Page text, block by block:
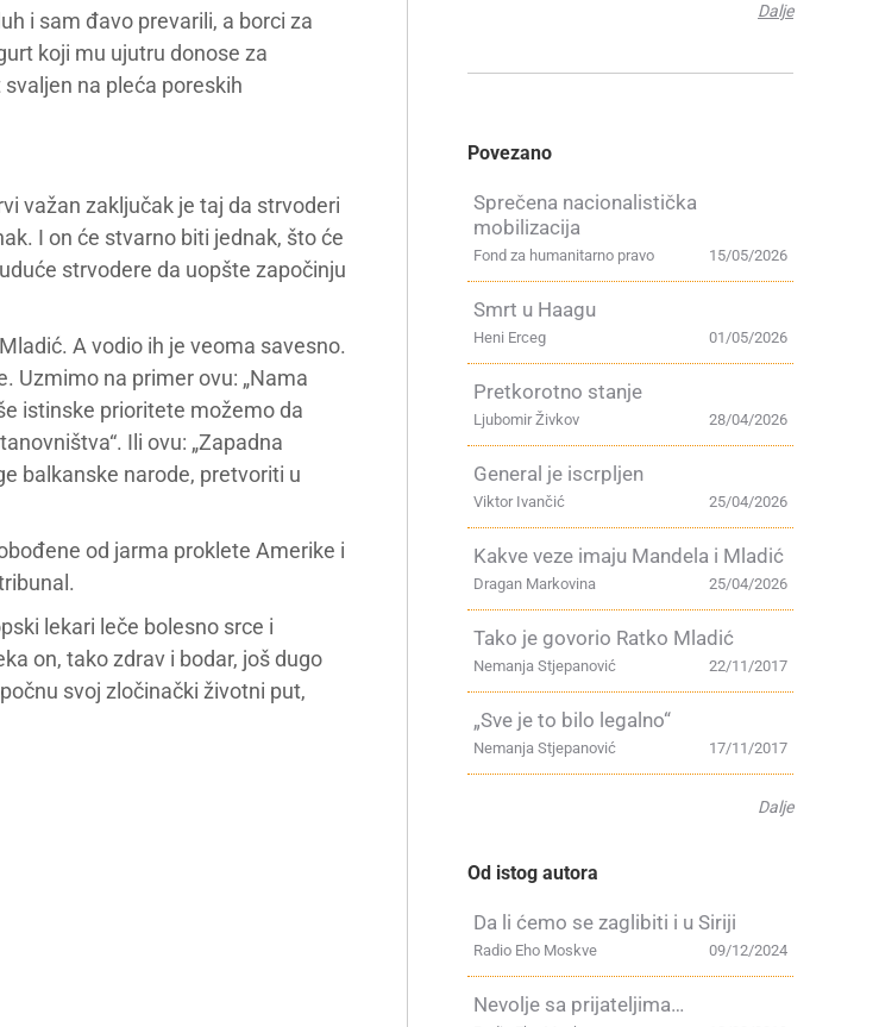
i sam đavo prevarili, a borci za
koji mu ujutru donose za
na pleća poreskih
važan zaključak je taj da strvoderi
I on će stvarno biti jednak, što će
strvodere da uopšte započinju
A vodio ih je veoma savesno.
Uzmimo na primer ovu: „Nama
istinske prioritete možemo da
Ili ovu: „Zapadna
balkanske narode, pretvoriti u
od jarma proklete Amerike i
lekari leče bolesno srce i
on, tako zdrav i bodar, još dugo
svoj zločinački životni put,
Dalje
Povezano
Sprečena nacionalistička
mobilizacija
15/05/2026
Fond za humanitarno pravo
Smrt u Haagu
01/05/2026
Heni Erceg
Pretkorotno stanje
28/04/2026
Ljubomir Živkov
General je iscrpljen
25/04/2026
Viktor Ivančić
Kakve veze imaju Mandela i Mladić
25/04/2026
Dragan Markovina
Tako je govorio Ratko Mladić
22/11/2017
Nemanja Stjepanović
„Sve je to bilo legalno“
17/11/2017
Nemanja Stjepanović
Dalje
Od istog autora
Da li ćemo se zaglibiti i u Siriji
09/12/2024
Radio Eho Moskve
Nevolje sa prijateljima…